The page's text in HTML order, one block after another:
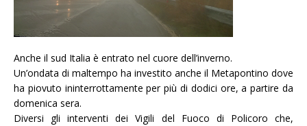
Anche il sud Italia è entrato nel cuore dell’inverno.
Un’ondata di maltempo ha investito anche il Metapontino dove
ha piovuto ininterrottamente per più di dodici ore, a partire da
domenica sera.
Diversi gli interventi dei Vigili del Fuoco di Policoro che,